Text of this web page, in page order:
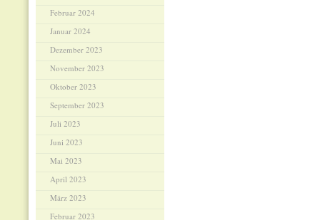
Februar 2024
Januar 2024
Dezember 2023
November 2023
Oktober 2023
September 2023
Juli 2023
Juni 2023
Mai 2023
April 2023
März 2023
Februar 2023